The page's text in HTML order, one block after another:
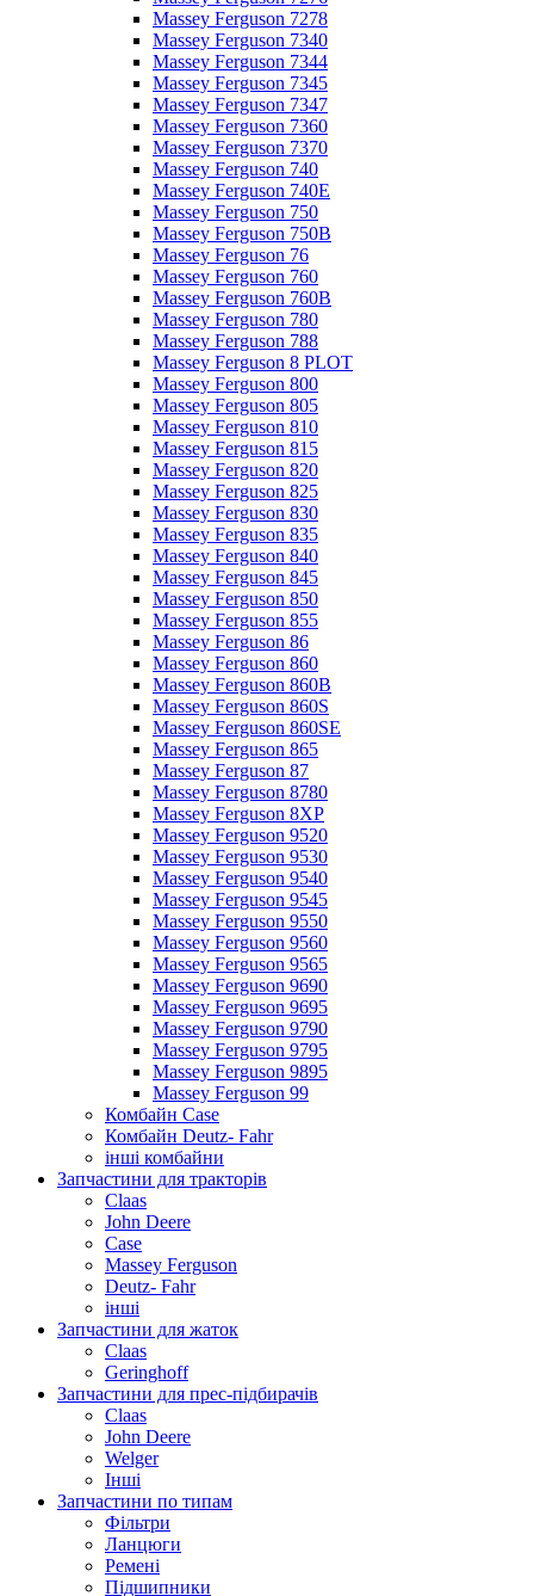
Massey Ferguson 7278
Massey Ferguson 7340
Massey Ferguson 7344
Massey Ferguson 7345
Massey Ferguson 7347
Massey Ferguson 7360
Massey Ferguson 7370
Massey Ferguson 740
Massey Ferguson 740E
Massey Ferguson 750
Massey Ferguson 750B
Massey Ferguson 76
Massey Ferguson 760
Massey Ferguson 760B
Massey Ferguson 780
Massey Ferguson 788
Massey Ferguson 8 PLOT
Massey Ferguson 800
Massey Ferguson 805
Massey Ferguson 810
Massey Ferguson 815
Massey Ferguson 820
Massey Ferguson 825
Massey Ferguson 830
Massey Ferguson 835
Massey Ferguson 840
Massey Ferguson 845
Massey Ferguson 850
Massey Ferguson 855
Massey Ferguson 86
Massey Ferguson 860
Massey Ferguson 860B
Massey Ferguson 860S
Massey Ferguson 860SE
Massey Ferguson 865
Massey Ferguson 87
Massey Ferguson 8780
Massey Ferguson 8XP
Massey Ferguson 9520
Massey Ferguson 9530
Massey Ferguson 9540
Massey Ferguson 9545
Massey Ferguson 9550
Massey Ferguson 9560
Massey Ferguson 9565
Massey Ferguson 9690
Massey Ferguson 9695
Massey Ferguson 9790
Massey Ferguson 9795
Massey Ferguson 9895
Massey Ferguson 99
Комбайн Case
Комбайн Deutz- Fahr
інші комбайни
Запчастини для тракторів
Claas
John Deere
Case
Massey Ferguson
Deutz- Fahr
інші
Запчастини для жаток
Claas
Geringhoff
Запчастини для прес-підбирачів
Claas
John Deere
Welger
Інші
Запчастини по типам
Фільтри
Ланцюги
Ремені
Підшипники